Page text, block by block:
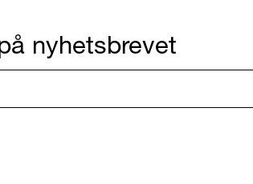
nyhetsbrevet